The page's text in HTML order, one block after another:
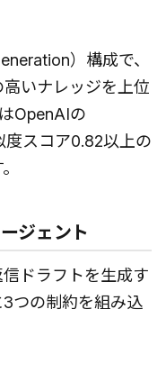
）構成で、
いナレッジを上位
OpenAIの
スコア0.82以上の
ジェント
ドラフトを生成す
つの制約を組み込